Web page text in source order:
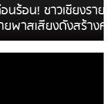
Isuzu สีขาวซิ่ง
ำคาญ